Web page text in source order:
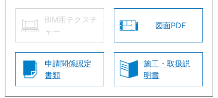
BIM用テクスチ
ャー
図面PDF
申請関係認定
書類
施工・取扱説
明書